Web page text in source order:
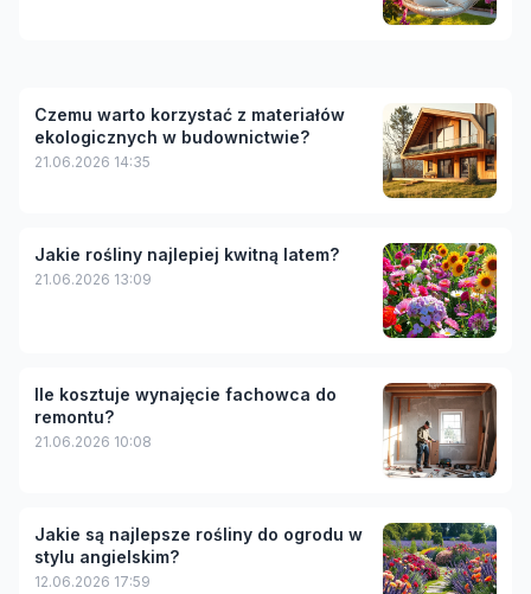
Czemu warto korzystać z materiałów
ekologicznych w budownictwie?
21.06.2026 14:35
Jakie rośliny najlepiej kwitną latem?
21.06.2026 13:09
Ile kosztuje wynajęcie fachowca do
remontu?
21.06.2026 10:08
Jakie są najlepsze rośliny do ogrodu w
stylu angielskim?
12.06.2026 17:59